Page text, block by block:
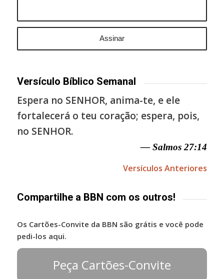
Versículo Bíblico Semanal
Espera no SENHOR, anima-te, e ele
fortalecerá o teu coração; espera, pois,
no SENHOR.
— Salmos 27:14
Versículos Anteriores
Compartilhe a BBN com os outros!
Os Cartões-Convite da BBN são grátis e você pode
pedi-los aqui.
Peça Cartões-Convite